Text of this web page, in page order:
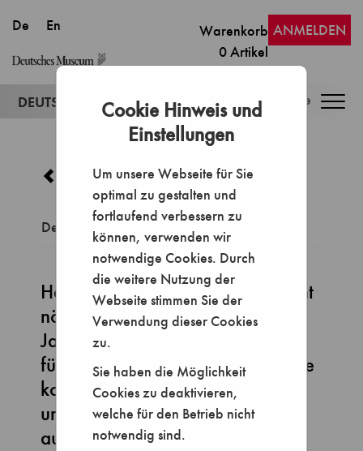
Cookie Hinweis und
Einstellungen
Um unsere Webseite für Sie
optimal zu gestalten und
fortlaufend verbessern zu
können, verwenden wir
notwendige Cookies. Durch
die weitere Nutzung der
Webseite stimmen Sie der
Verwendung dieser Cookies
zu.
Sie haben die Möglichkeit
Cookies zu deaktivieren,
welche für den Betrieb nicht
notwendig sind.
Warenkorb
0Artikel
ANMELDEN
Weiter einkaufen
Der Warenkorb ist leer
Haben Sie für Eintrittskarten (nicht
nötig für Gutscheine und
Jahreskarten) das richtige Datum
für Ihren Besuch ausgewählt? Bitte
kontrollieren Sie vor dem Kauf
unbedingt nochmals Ihre
ausgewählten Tickets.